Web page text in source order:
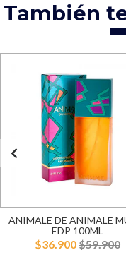
También
ANIMALE DE ANIMALE
EDP 100ML
$36.900$59.900